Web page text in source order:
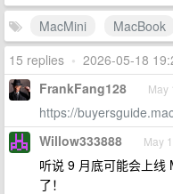
MacMini
MacBook
15 replies • 2026-05-18
FrankFang128 May
https://
Willow333888 May
听说 9 月底可能会上线
了！